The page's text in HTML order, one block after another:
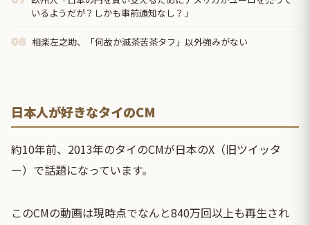
いるようだが？しかも事前通知なし？」
08 相楽左之助、「何故か滅茶苦茶タフ」以外強みがない
日本人が好きなタイのCM
約10年前、2013年のタイのCMが日本のX（旧ツイッタ
ー）で話題になっています。
このCMの動画は現時点でなんと840万回以上も再生され